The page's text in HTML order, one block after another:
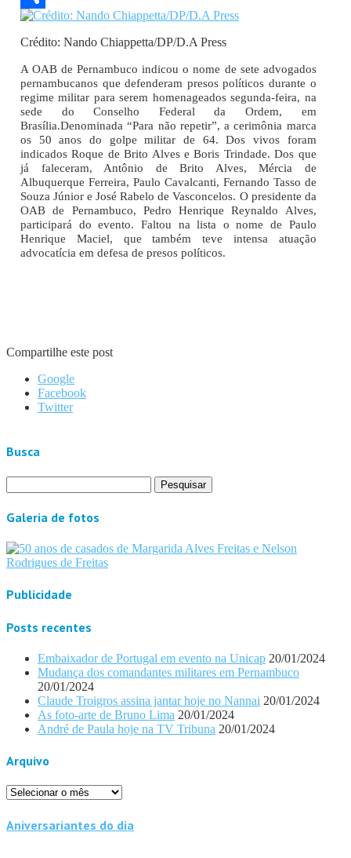
Share
Crédito: Nando Chiappetta/DP/D.A Press
A OAB de Pernambuco indicou o nome de sete advogados
pernambucanos que defenderam presos políticos durante o
regime militar para serem homenageados segunda-feira, na
sede do Conselho Federal da Ordem, em
Brasília.Denominada “Para não repetir”, a cerimônia marca
os 50 anos do golpe militar de 64. Dos vivos foram
indicados Roque de Brito Alves e Boris Trindade. Dos que
já faleceram, Antônio de Brito Alves, Mércia de
Albuquerque Ferreira, Paulo Cavalcanti, Fernando Tasso de
Souza Júnior e José Rabelo de Vasconcelos. O presidente da
OAB de Pernambuco, Pedro Henrique Reynaldo Alves,
participará do evento. Faltou na lista o nome de Paulo
Henrique Maciel, que também teve intensa atuação
advocatícia em defesa de presos políticos.
Compartilhe este post
Google
Facebook
Twitter
Busca
por:
Galeria de fotos
Publicidade
Posts recentes
Embaixador de Portugal em evento na Unicap 20/01/2024
Mudança dos comandantes militares em Pernambuco
20/01/2024
Claude Troigros assina jantar hoje no Nannai 20/01/2024
As foto-arte de Bruno Lima 20/01/2024
André de Paula hoje na TV Tribuna 20/01/2024
Arquivo
Arquivo
Aniversariantes do dia